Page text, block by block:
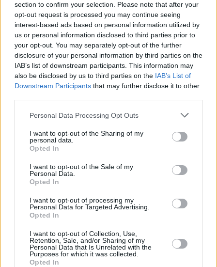
section to confirm your selection. Please note that after your
opt-out request is processed you may continue seeing
interest-based ads based on personal information utilized by
us or personal information disclosed to third parties prior to
your opt-out. You may separately opt-out of the further
disclosure of your personal information by third parties on the
IAB’s list of downstream participants. This information may
also be disclosed by us to third parties on the IAB’s List of
Downstream Participants that may further disclose it to other
Please note that this website/app uses one or more Google
not limited to your visit or usage behaviour. You may click to
grant or deny consent to Google and its third-party tags to
use your data for below specified purposes in below Google
consent section.
Personal Data Processing Opt Outs
I want to opt-out of the Sharing of my
personal data.
Opted In
I want to opt-out of the Sale of my
Personal Data.
Opted In
I want to opt-out of processing my
Personal Data for Targeted Advertising.
Opted In
I want to opt-out of Collection, Use,
Retention, Sale, and/or Sharing of my
Personal Data that Is Unrelated with the
Purposes for which it was collected.
Opted In
Οπισθόφυλλο εφημερίδας Star Press